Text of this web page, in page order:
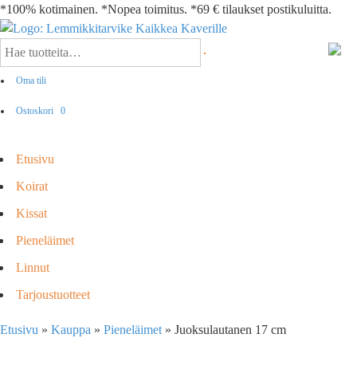
*100% kotimainen. *Nopea toimitus. *69 € tilaukset postikuluitta.
Oma tili
Ostoskori 0
Etusivu
Koirat
Kissat
Pieneläimet
Linnut
Tarjoustuotteet
Etusivu » Kauppa » Pieneläimet » Juoksulautanen 17 cm